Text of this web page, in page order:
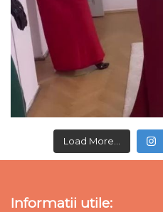
Load More...
Informatii utile: